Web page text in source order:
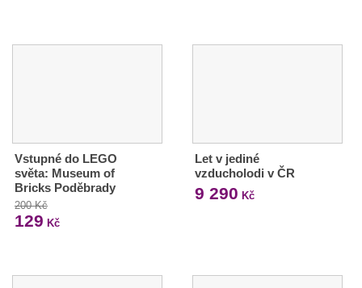
Vstupné do LEGO
světa: Museum of
Bricks Poděbrady
200 Kč
129 Kč
Let v jediné
vzducholodi v ČR
9 290 Kč